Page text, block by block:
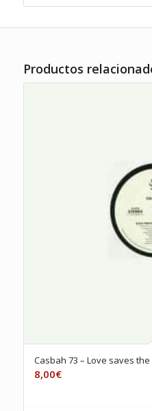
Productos
Casbah 73 – Love saves
8,00€